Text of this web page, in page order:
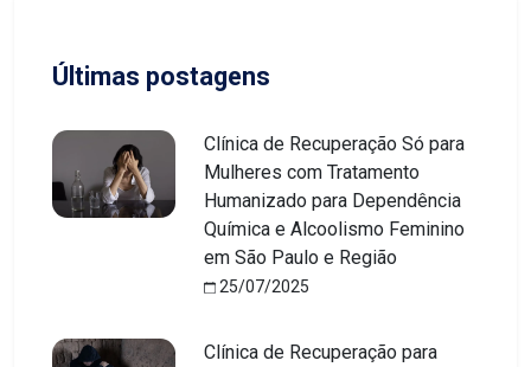
Últimas postagens
Clínica de Recuperação Só para
Mulheres com Tratamento
Humanizado para Dependência
Química e Alcoolismo Feminino
em São Paulo e Região
25/07/2025
Clínica de Recuperação para